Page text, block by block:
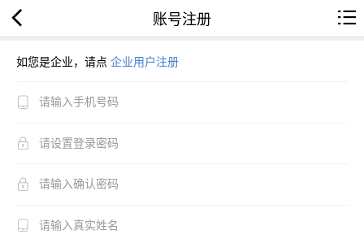
账号注册
如您是企业，请点 企业用户注册